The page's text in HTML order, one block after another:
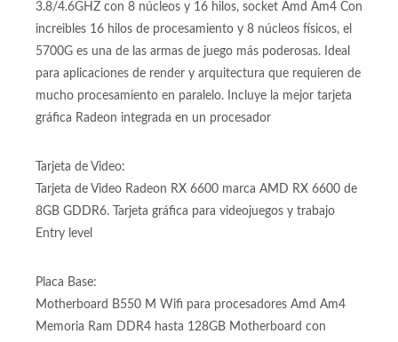
3.8/4.6GHZ con 8 núcleos y 16 hilos, socket Amd Am4 Con
increibles 16 hilos de procesamiento y 8 núcleos físicos, el
5700G es una de las armas de juego más poderosas. Ideal
para aplicaciones de render y arquitectura que requieren de
mucho procesamiento en paralelo. Incluye la mejor tarjeta
gráfica Radeon integrada en un procesador
Tarjeta de Video:
Tarjeta de Video Radeon RX 6600 marca AMD RX 6600 de
8GB GDDR6. Tarjeta gráfica para videojuegos y trabajo
Entry level
Placa Base:
Motherboard B550 M Wifi para procesadores Amd Am4
Memoria Ram DDR4 hasta 128GB Motherboard con